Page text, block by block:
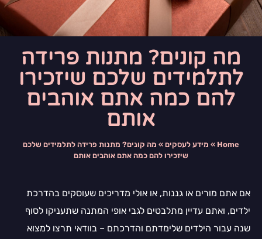
מה קונים? מתנות פרידה
לתלמידים שלכם שיזכירו
להם כמה אתם אוהבים
אותם
Home
» מידע לעסקים » מה קונים? מתנות פרידה לתלמידים שלכם
שיזכירו להם כמה אתם אוהבים אותם
אם אתם מורים או גננות, או אולי מדריכים שעוסקים בהדרכת
ילדים, ואתם עדיין מתלבטים לגבי אופי המתנה שתעניקו לסוף
שנה עבור הילדים שלימדתם והדרכתם – בוודאי תרצו למצוא